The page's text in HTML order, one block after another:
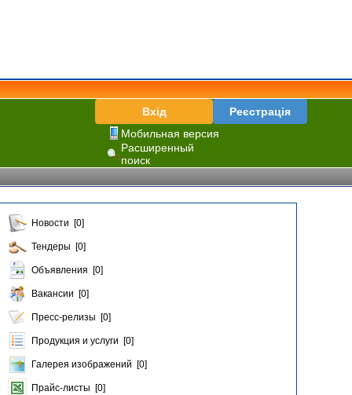
Вхід
Реєстрація
Мобильная версия
Расширенный
поиск
Новости [0]
Тендеры [0]
Объявления [0]
Вакансии [0]
Пресс-релизы [0]
Продукция и услуги [0]
Галерея изображений [0]
Прайс-листы [0]